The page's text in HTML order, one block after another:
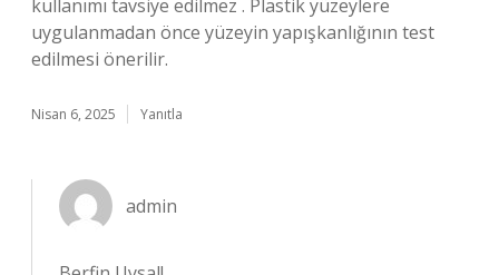
kullanımı tavsiye edilmez . Plastik yüzeylere
uygulanmadan önce yüzeyin yapışkanlığının test
edilmesi önerilir.
Nisan 6, 2025 Yanıtla
admin